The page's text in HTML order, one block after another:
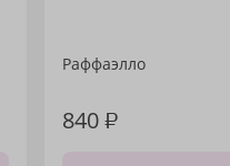
Раффаэлло
840₽